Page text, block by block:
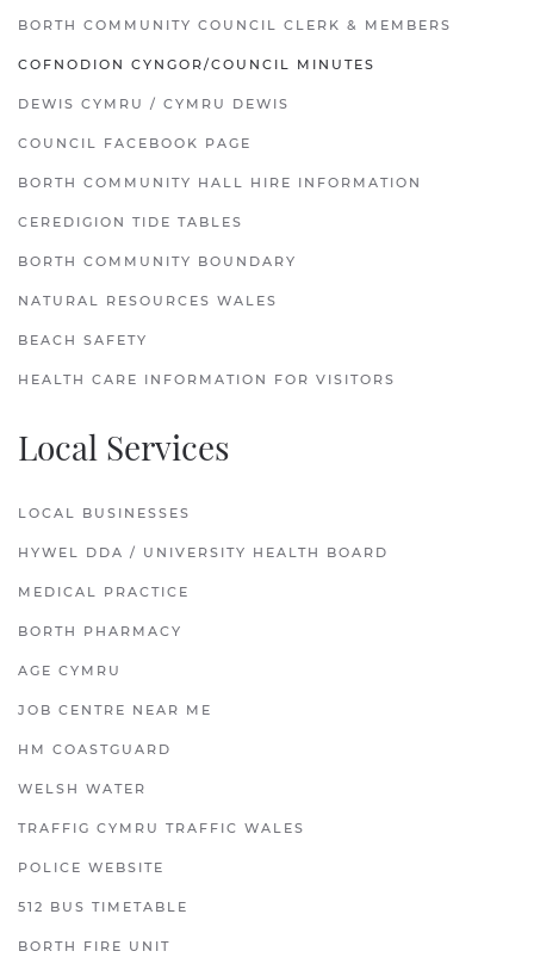
BORTH COMMUNITY COUNCIL CLERK & MEMBERS
COFNODION CYNGOR/COUNCIL MINUTES
DEWIS CYMRU / CYMRU DEWIS
COUNCIL FACEBOOK PAGE
BORTH COMMUNITY HALL HIRE INFORMATION
CEREDIGION TIDE TABLES
BORTH COMMUNITY BOUNDARY
NATURAL RESOURCES WALES
BEACH SAFETY
HEALTH CARE INFORMATION FOR VISITORS
Local Services
LOCAL BUSINESSES
HYWEL DDA / UNIVERSITY HEALTH BOARD
MEDICAL PRACTICE
BORTH PHARMACY
AGE CYMRU
JOB CENTRE NEAR ME
HM COASTGUARD
WELSH WATER
TRAFFIG CYMRU TRAFFIC WALES
POLICE WEBSITE
512 BUS TIMETABLE
BORTH FIRE UNIT